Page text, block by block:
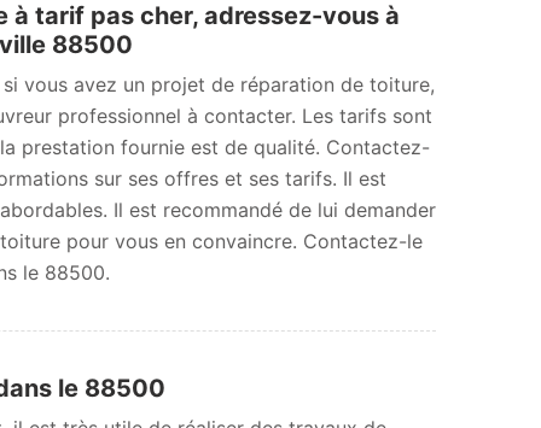
à tarif pas cher, adressez-vous à
88500
vous avez un projet de réparation de toiture,
professionnel à contacter. Les tarifs sont
prestation fournie est de qualité. Contactez-
sur ses offres et ses tarifs. Il est
Il est recommandé de lui demander
pour vous en convaincre. Contactez-le
le 88500.
le 88500